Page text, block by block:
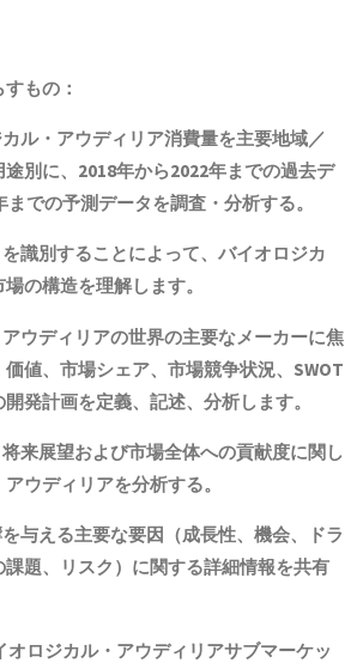
もの：
ル・アウディリア消費量を主要地域／
途別に、2018年から2022年までの過去デ
での予測データを調査・分析する。
識別することによって、バイオロジカ
の構造を理解します。
ウディリアの世界の主要なメーカーに焦
値、市場シェア、市場競争状況、SWOT
発計画を定義、記述、分析します。
来展望および市場全体への貢献度に関し
ウディリアを分析する。
与える主要な要因（成長性、機会、ドラ
題、リスク）に関する詳細情報を共有
オロジカル・アウディリアサブマーケッ